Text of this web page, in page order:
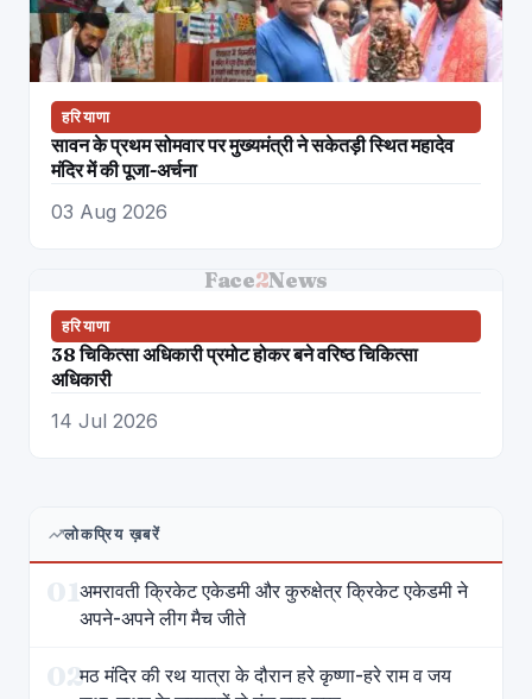
हरियाणा
सावन के प्रथम सोमवार पर मुख्यमंत्री ने सकेतड़ी स्थित महादेव
मंदिर में की पूजा-अर्चना
03 Aug 2026
Face2News
हरियाणा
38 चिकित्सा अधिकारी प्रमोट होकर बने वरिष्ठ चिकित्सा
अधिकारी
14 Jul 2026
लोकप्रिय ख़बरें
01अमरावती क्रिकेट एकेडमी और कुरुक्षेत्र क्रिकेट एकेडमी ने
अपने-अपने लीग मैच जीते
02मठ मंदिर की रथ यात्रा के दौरान हरे कृष्णा-हरे राम व जय